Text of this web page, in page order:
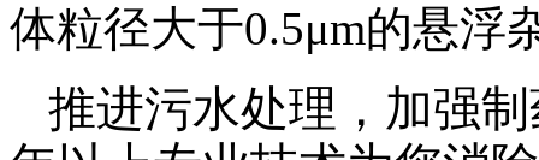
体粒径大于0.5μm的悬浮
推进污水处理，加强